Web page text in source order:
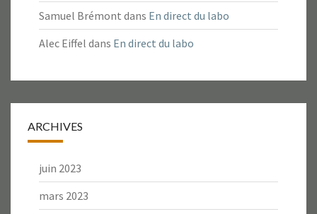
Samuel Brémont dans En direct du labo
Alec Eiffel dans En direct du labo
ARCHIVES
juin 2023
mars 2023